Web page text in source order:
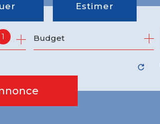
Estimer
1 Budget